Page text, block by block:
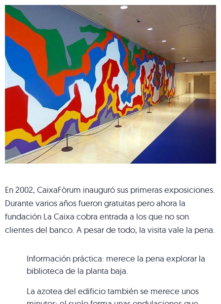
En 2002, CaixaFòrum inauguró sus primeras exposiciones.
Durante varios años fueron gratuitas pero ahora la
fundación La Caixa cobra entrada a los que no son
clientes del banco. A pesar de todo, la visita vale la pena.
Información práctica: merece la pena explorar la
biblioteca de la planta baja.
La azotea del edificio también se merece unos